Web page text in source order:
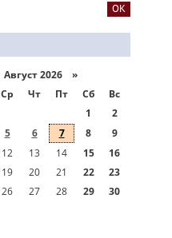
Август 2026 »
Ср Чт Пт Сб
Вс
1
2
5 6 7 8
9
12 13 14 15
16
19 20 21 22
23
26 27 28 29
30